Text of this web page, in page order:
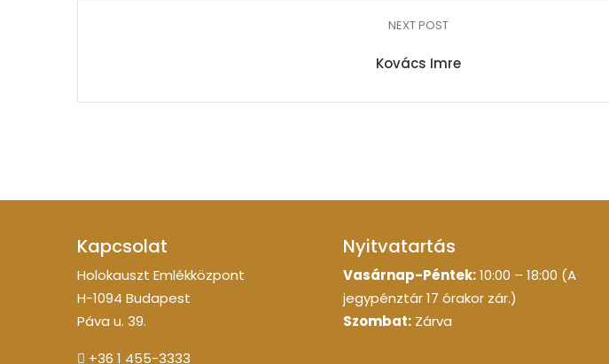
NEXT POST
Kovács Imre
Kapcsolat
Holokauszt Emlékközpont
H-1094 Budapest
Páva u. 39.
+36 1 455-3333
Nyitvatartás
Vasárnap-Péntek:10:00 – 18:00 (A
jegypénztár 17 órakor zár.)
Szombat: Zárva